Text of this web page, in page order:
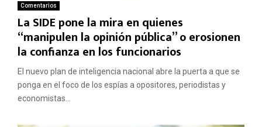
Comentarios
La SIDE pone la mira en quienes
“manipulen la opinión pública” o erosionen
la confianza en los funcionarios
El nuevo plan de inteligencia nacional abre la puerta a que se
ponga en el foco de los espías a opositores, periodistas y
economistas...